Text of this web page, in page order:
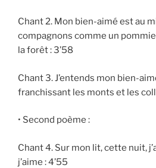
Chant 2. Mon bien-aimé est au
compagnons comme un
la forêt : 3’58
Chant 3. J’entends mon bien-
franchissant les monts et les
• Second poème :
Chant 4. Sur mon lit, cette nuit,
j’aime : 4’55